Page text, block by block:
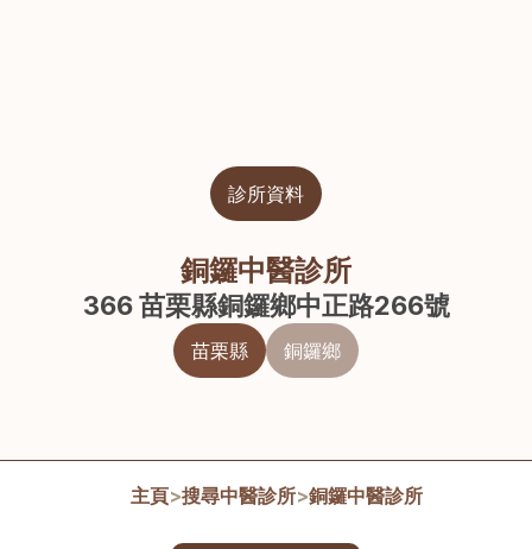
診所資料
銅鑼中醫診所
366 苗栗縣銅鑼鄉中正路266號
苗栗縣 銅鑼鄉
主頁>搜尋中醫診所>銅鑼中醫診所